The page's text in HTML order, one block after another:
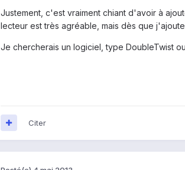
Justement, c'est vraiment chiant d'avoir à
lecteur est très agréable, mais dès que
Je chercherais un logiciel, type DoubleTwist
Citer